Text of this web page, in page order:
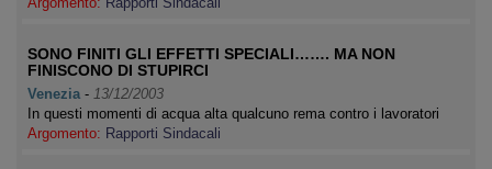
SONO FINITI GLI EFFETTI SPECIALI……. MA NON
FINISCONO DI STUPIRCI
Venezia - 13/12/2003
In questi momenti di acqua alta qualcuno rema contro i lavoratori
Argomento: Rapporti Sindacali